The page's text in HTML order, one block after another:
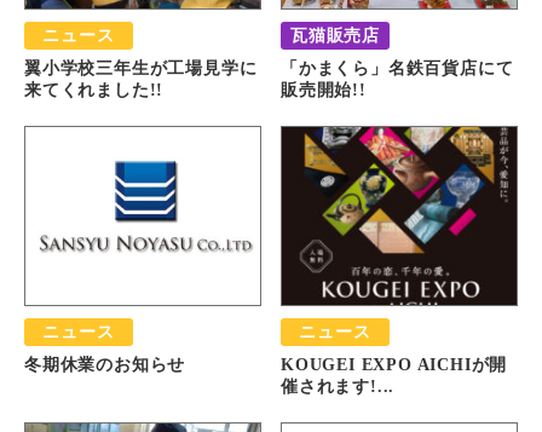
ニュース
翼小学校三年生が工場見学に
来てくれました!!
瓦猫販売店
「かまくら」名鉄百貨店にて
販売開始!!
ニュース
冬期休業のお知らせ
ニュース
KOUGEI EXPO AICHIが開
催されます!...